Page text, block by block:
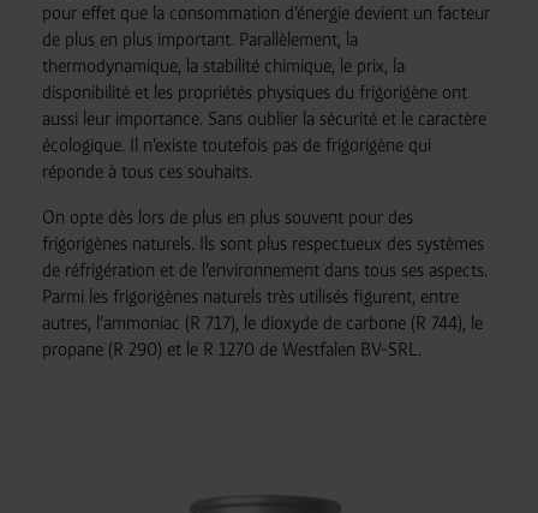
pour effet que la consommation d’énergie devient un facteur
de plus en plus important. Parallèlement, la
thermodynamique, la stabilité chimique, le prix, la
disponibilité et les propriétés physiques du frigorigène ont
aussi leur importance. Sans oublier la sécurité et le caractère
écologique. Il n’existe toutefois pas de frigorigène qui
réponde à tous ces souhaits.
On opte dès lors de plus en plus souvent pour des
frigorigènes naturels. Ils sont plus respectueux des systèmes
de réfrigération et de l’environnement dans tous ses aspects.
Parmi les frigorigènes naturels très utilisés figurent, entre
autres, l’ammoniac (R 717), le dioxyde de carbone (R 744), le
propane (R 290) et le R 1270 de Westfalen BV-SRL.